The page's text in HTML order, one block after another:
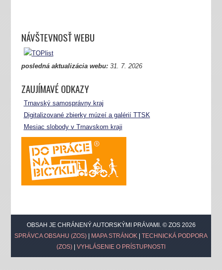
NÁVŠTEVNOSŤ WEBU
posledná aktualizácia webu:31. 7. 2026
ZAUJÍMAVÉ ODKAZY
Trnavský samosprávny kraj
Digitalizované zbierky múzeí a galérií TTSK
Mesiac slobody v Trnavskom kraji
OBSAH JE CHRÁNENÝ AUTORSKÝMI PRÁVAMI. © ZOS 2026
SPRÁVCA OBSAHU (ZOS)
MAPA STRÁNOK
TECHNICKÁ PODPORA
(ZOS)
VYHLÁSENIE O PRÍSTUPNOSTI